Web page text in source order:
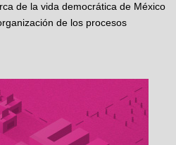
de la vida democrática de México
de los procesos